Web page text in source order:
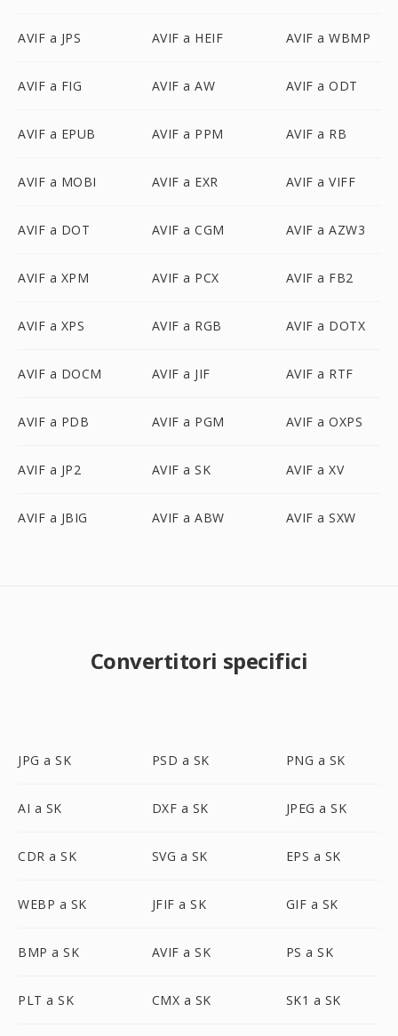
AVIF a JPS AVIF a HEIF AVIF a WBMP
AVIF a FIG AVIF a AW AVIF a ODT
AVIF a EPUB AVIF a PPM AVIF a RB
AVIF a MOBI AVIF a EXR AVIF a VIFF
AVIF a DOT AVIF a CGM AVIF a AZW3
AVIF a XPM AVIF a PCX AVIF a FB2
AVIF a XPS AVIF a RGB AVIF a DOTX
AVIF a DOCM AVIF a JIF AVIF a RTF
AVIF a PDB AVIF a PGM AVIF a OXPS
AVIF a JP2 AVIF a SK AVIF a XV
AVIF a JBIG AVIF a ABW AVIF a SXW
Convertitori specifici
JPG a SK PSD a SK PNG a SK
AI a SK DXF a SK JPEG a SK
CDR a SK SVG a SK EPS a SK
WEBP a SK JFIF a SK GIF a SK
BMP a SK AVIF a SK PS a SK
PLT a SK CMX a SK SK1 a SK